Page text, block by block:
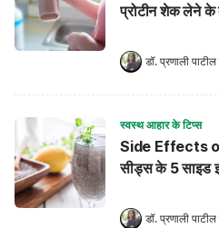
प्रोटीन शेक लेने
डॉ. प्रणाली पाटील
स्वस्थ आहार के टिप्स
Side Effects of
सीड्स के 5 साइड
डॉ. प्रणाली पाटील